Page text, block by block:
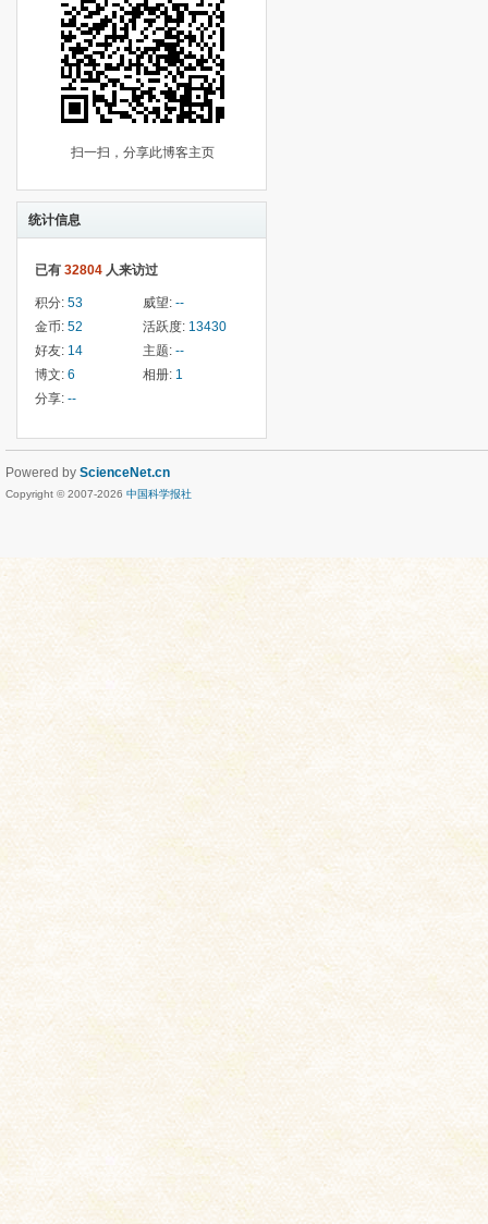
扫一扫，分享此博客主页
统计信息
已有 32804 人来访过
积分: 53 威望: --
金币: 52 活跃度: 13430
好友: 14 主题: --
博文: 6 相册: 1
分享: --
Powered by ScienceNet.cn
Copyright © 2007-2026 中国科学报社